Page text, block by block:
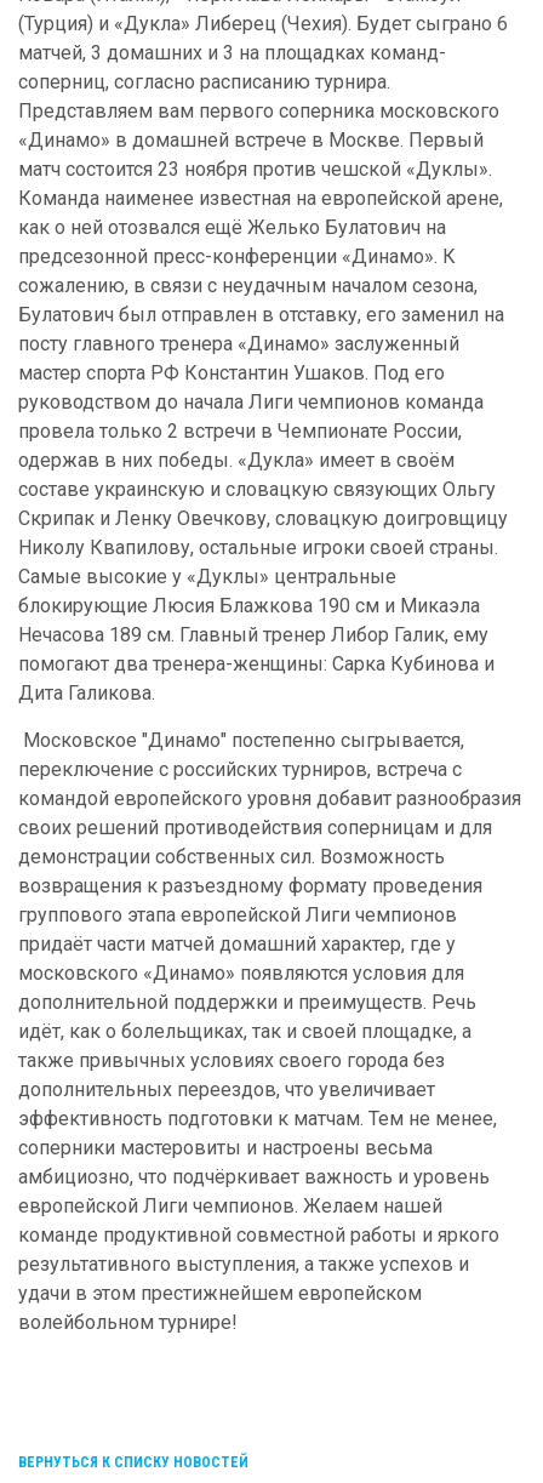
(Турция) и «Дукла» Либерец (Чехия). Будет сыграно 6
матчей, 3 домашних и 3 на площадках команд-
соперниц, согласно расписанию турнира.
Представляем вам первого соперника московского
«Динамо» в домашней встрече в Москве. Первый
матч состоится 23 ноября против чешской «Дуклы».
Команда наименее известная на европейской арене,
как о ней отозвался ещё Желько Булатович на
предсезонной пресс-конференции «Динамо». К
сожалению, в связи с неудачным началом сезона,
Булатович был отправлен в отставку, его заменил на
посту главного тренера «Динамо» заслуженный
мастер спорта РФ Константин Ушаков. Под его
руководством до начала Лиги чемпионов команда
провела только 2 встречи в Чемпионате России,
одержав в них победы. «Дукла» имеет в своём
составе украинскую и словацкую связующих Ольгу
Скрипак и Ленку Овечкову, словацкую доигровщицу
Николу Квапилову, остальные игроки своей страны.
Самые высокие у «Дуклы» центральные
блокирующие Люсия Блажкова 190 см и Микаэла
Нечасова 189 см. Главный тренер Либор Галик, ему
помогают два тренера-женщины: Сарка Кубинова и
Дита Галикова.
Московское "Динамо" постепенно сыгрывается,
переключение с российских турниров, встреча с
командой европейского уровня добавит разнообразия
своих решений противодействия соперницам и для
демонстрации собственных сил. Возможность
возвращения к разъездному формату проведения
группового этапа европейской Лиги чемпионов
придаёт части матчей домашний характер, где у
московского «Динамо» появляются условия для
дополнительной поддержки и преимуществ. Речь
идёт, как о болельщиках, так и своей площадке, а
также привычных условиях своего города без
дополнительных переездов, что увеличивает
эффективность подготовки к матчам. Тем не менее,
соперники мастеровиты и настроены весьма
амбициозно, что подчёркивает важность и уровень
европейской Лиги чемпионов. Желаем нашей
команде продуктивной совместной работы и яркого
результативного выступления, а также успехов и
удачи в этом престижнейшем европейском
волейбольном турнире!
ВЕРНУТЬСЯ К СПИСКУ НОВОСТЕЙ